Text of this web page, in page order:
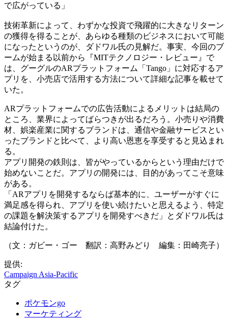
で広がっている」
技術革新によって、わずかな投資で飛躍的に大きなリターン
の獲得を得ることが、あらゆる種類のビジネスにおいて可能
になったというのが、ダドワル氏の見解だ。事実、今回のブ
ームが始まる以前から『MITテクノロジー・レビュー』で
は、グーグルのARプラットフォーム「Tango」に対応するア
プリを、小売店で活用する方法について詳細な記事を載せて
いた。
ARプラットフォームでの広告活動によるメリットは結局の
ところ、業界によってばらつきが出るだろう。小売りや消費
材、娯楽産業に関するブランドは、通信や金融サービスとい
ったブランドと比べて、より高い恩恵を享受すると見込まれ
る。
アプリ開発の鉄則は、皆がやっているからという理由だけで
始めないことだ。アプリの開発には、目的があってこそ意味
がある。
「ARアプリを開発するならば基本的に、ユーザーがすぐに
満足感を得られ、アプリを使い続けたいと思えるよう、特定
の課題を解決策するアプリを開発すべきだ」とダドワル氏は
結論付けた。
（文：ガビー・ゴー 翻訳：高野みどり 編集：田崎亮子）
提供:
Campaign Asia-Pacific
タグ
ポケモンgo
マーケティング